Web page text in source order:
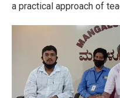
a practical approach of